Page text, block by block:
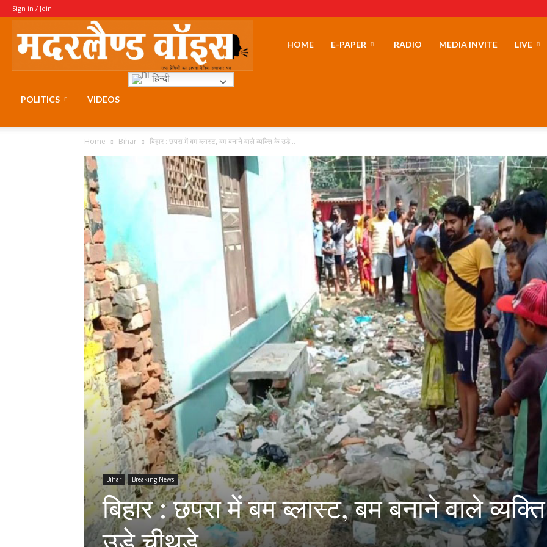
Sign in / Join
MotherLandHOME E-PAPER RADIO MEDIA INVITE LIVE
POLITICS VIDEOS
हिन्दी
Home Bihar बिहार : छपरा में बम ब्लास्ट, बम बनाने वाले व्यक्ति के उड़े...
Bihar Breaking News
बिहार : छपरा में बम ब्लास्ट, बम बनाने वाले
उड़े चीथड़े…